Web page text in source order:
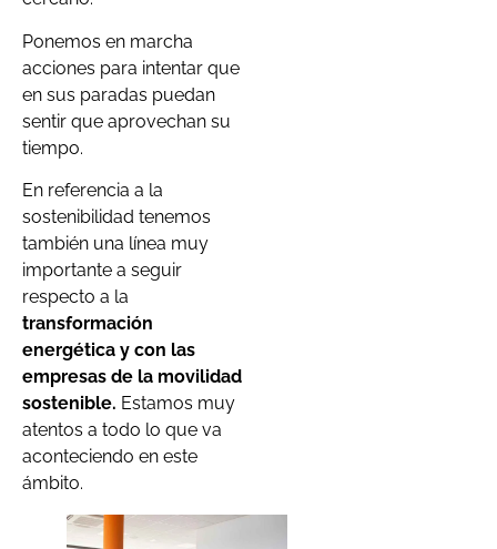
Ponemos en marcha
acciones para intentar que
en sus paradas puedan
sentir que aprovechan su
tiempo.
En referencia a la
sostenibilidad tenemos
también una línea muy
importante a seguir
respecto a la
transformación
energética y con las
empresas de la movilidad
sostenible. Estamos muy
atentos a todo lo que va
aconteciendo en este
ámbito.